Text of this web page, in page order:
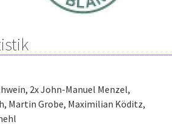
, 2x John-Manuel Menzel,
, Martin Grobe, Maximilian Köditz,